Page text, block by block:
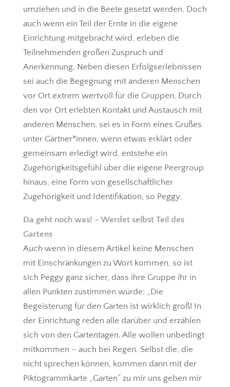
umziehen und in die Beete gesetzt werden. Doch
auch wenn ein Teil der Ernte in die eigene
Einrichtung mitgebracht wird, erleben die
Teilnehmenden großen Zuspruch und
Anerkennung. Neben diesen Erfolgserlebnissen
sei auch die Begegnung mit anderen Menschen
vor Ort extrem wertvoll für die Gruppen. Durch
den vor Ort erlebten Kontakt und Austausch mit
anderen Menschen, sei es in Form eines Grußes
unter Gärtner*innen, wenn etwas erklärt oder
gemeinsam erledigt wird, entstehe ein
Zugehörigkeitsgefühl über die eigene Peergroup
hinaus, eine Form von gesellschaftlicher
Zugehörigkeit und Identifikation, so Peggy.
Da geht noch was! – Werdet selbst Teil des
Gartens
Auch wenn in diesem Artikel keine Menschen
mit Einschränkungen zu Wort kommen, so ist
sich Peggy ganz sicher, dass ihre Gruppe ihr in
allen Punkten zustimmen würde: „Die
Begeisterung für den Garten ist wirklich groß! In
der Einrichtung reden alle darüber und erzählen
sich von den Gartentagen. Alle wollen unbedingt
mitkommen – auch bei Regen. Selbst die, die
nicht sprechen können, kommen dann mit der
Piktogrammkarte „Garten“ zu mir uns geben mir